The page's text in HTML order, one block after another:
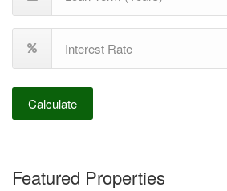
Calculate
Featured Properties